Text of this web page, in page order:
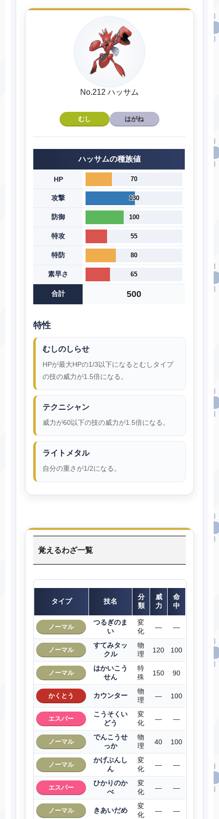
No.212 ハッサム
むし はがね
ハッサムの種族値
HP 70
攻撃 130
防御 100
特攻 55
特防 80
素早さ 65
合計 500
特性
むしのしらせ
HPが最大HPの1/3以下になるとむしタイプ
の技の威力が1.5倍になる。
テクニシャン
威力が60以下の技の威力が1.5倍になる。
ライトメタル
自分の重さが1/2になる。
覚えるわざ一覧
タイプ 技名
分
類
威
力
命
中
ノーマル
つるぎのま
い
変
化
― ―
ノーマル
すてみタッ
クル
物
理
120 100
ノーマル
はかいこう
せん
特
殊
150 90
かくとう カウンター
物
理
― 100
エスパー
こうそくい
どう
変
化
― ―
ノーマル
でんこうせ
っか
物
理
40 100
ノーマル
かげぶんし
ん
変
化
― ―
エスパー
ひかりのか
べ
変
化
― ―
ノーマル きあいだめ
変
化
― ―